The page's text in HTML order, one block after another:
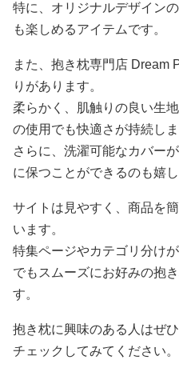
特に、オリジナルデザイン
も楽しめるアイテムです。
また、抱き枕専門店 Dream
りがあります。
柔らかく、肌触りの良い生
の使用でも快適さが持続しま
さらに、洗濯可能なカバー
に保つことができるのも嬉
サイトは見やすく、商品を
います。
特集ページやカテゴリ分け
でもスムーズにお好みの抱
す。
抱き枕に興味のある人はぜ
チェックしてみてください。